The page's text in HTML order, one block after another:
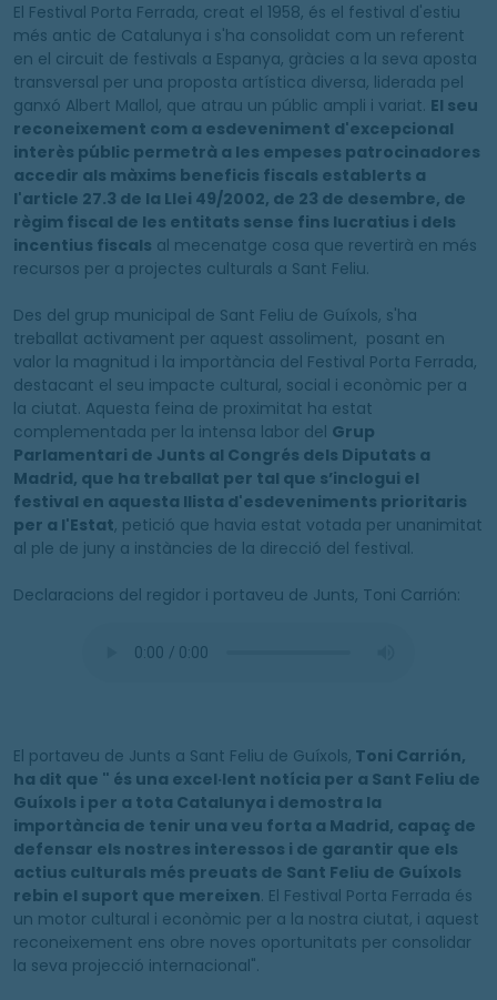
El Festival Porta Ferrada, creat el 1958, és el festival d'estiu
més antic de Catalunya i s'ha consolidat com un referent
en el circuit de festivals a Espanya, gràcies a la seva aposta
transversal per una proposta artística diversa, liderada pel
ganxó Albert Mallol, que atrau un públic ampli i variat. El seu
reconeixement com a esdeveniment d'excepcional
interès públic permetrà a les empeses patrocinadores
accedir als màxims beneficis fiscals establerts a
l'article 27.3 de la Llei 49/2002, de 23 de desembre, de
règim fiscal de les entitats sense fins lucratius i dels
incentius fiscals al mecenatge cosa que revertirà en més
recursos per a projectes culturals a Sant Feliu.
Des del grup municipal de Sant Feliu de Guíxols, s'ha
treballat activament per aquest assoliment, posant en
valor la magnitud i la importància del Festival Porta Ferrada,
destacant el seu impacte cultural, social i econòmic per a
la ciutat. Aquesta feina de proximitat ha estat
complementada per la intensa labor del Grup
Parlamentari de Junts al Congrés dels Diputats a
Madrid, que ha treballat per tal que s’inclogui el
festival en aquesta llista d'esdeveniments prioritaris
per a l'Estat, petició que havia estat votada per unanimitat
al ple de juny a instàncies de la direcció del festival.
Declaracions del regidor i portaveu de Junts, Toni Carrión:
El portaveu de Junts a Sant Feliu de Guíxols, Toni Carrión,
ha dit que " és una excel·lent notícia per a Sant Feliu de
Guíxols i per a tota Catalunya i demostra la
importància de tenir una veu forta a Madrid, capaç de
defensar els nostres interessos i de garantir que els
actius culturals més preuats de Sant Feliu de Guíxols
rebin el suport que mereixen. El Festival Porta Ferrada és
un motor cultural i econòmic per a la nostra ciutat, i aquest
reconeixement ens obre noves oportunitats per consolidar
la seva projecció internacional".